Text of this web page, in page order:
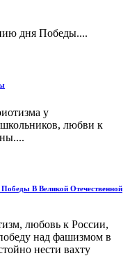
дня Победы....
у
любви к
В Великой Отечественной
любовь к России,
над фашизмом в
нести вахту